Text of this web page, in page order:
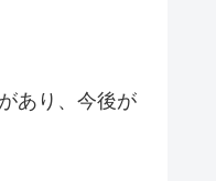
あり、今後が